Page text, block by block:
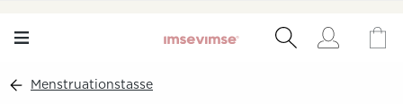
Menstruationstasse